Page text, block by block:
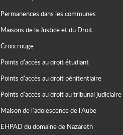
Permanences dans les communes
Maisons de la Justice et du Droit
Croix rouge
Points d'accès au droit étudiant
Points d'accès au droit pénitentiaire
Points d'accès au droit au tribunal judiciaire
Maison de l'adolescence de l'Aube
EHPAD du domaine de Nazareth